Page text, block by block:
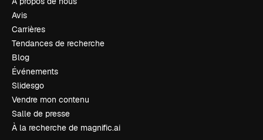
Avis
Carrières
Tendances de recherche
Blog
Événements
Slidesgo
Vendre mon contenu
Salle de presse
À la recherche de magnific.ai